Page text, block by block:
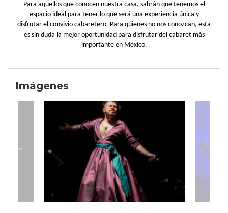
Para aquellos que conocen nuestra casa, sabrán que tenemos el
espacio ideal para tener lo que será una experiencia única y
disfrutar el convivio cabaretero. Para quienes no nos conozcan, esta
es sin duda la mejor oportunidad para disfrutar del cabaret más
importante en México.
Imágenes